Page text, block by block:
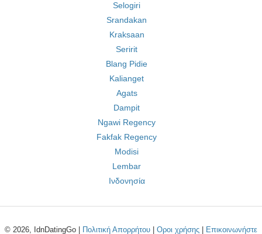
Selogiri
Srandakan
Kraksaan
Seririt
Blang Pidie
Kalianget
Agats
Dampit
Ngawi Regency
Fakfak Regency
Modisi
Lembar
Ινδονησία
© 2026, IdnDatingGo | Πολιτική Απορρήτου Οροι χρήσης Επικοινωνήστε